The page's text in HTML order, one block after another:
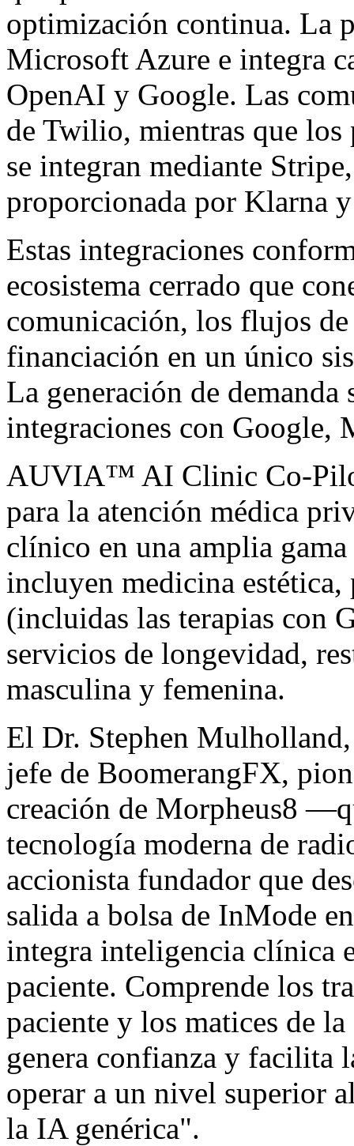
optimización continua. La
Microsoft Azure e integra
OpenAI y Google. Las
de Twilio, mientras que
se integran mediante
proporcionada por Klarna
Estas integraciones
ecosistema cerrado que
comunicación, los flujos
financiación en un único
La generación de demanda
integraciones con Google,
AUVIA™ AI Clinic Co-
para la atención médica
clínico en una amplia
incluyen medicina estética,
(incluidas las terapias con
servicios de longevidad,
masculina y femenina.
El Dr. Stephen
jefe de BoomerangFX,
creación de Morpheus8
tecnología moderna de
accionista fundador que
salida a bolsa de InMode
integra inteligencia clínica
paciente. Comprende los
paciente y los matices de
genera confianza y facilita
operar a un nivel superior
la IA genérica".